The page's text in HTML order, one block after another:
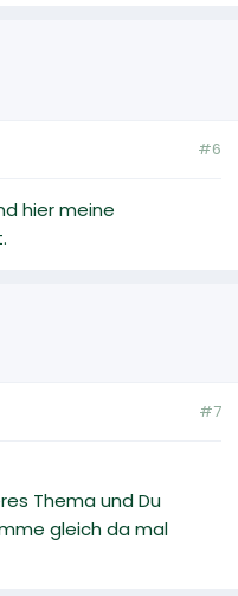
#6
hier meine
#7
Thema und Du
gleich da mal